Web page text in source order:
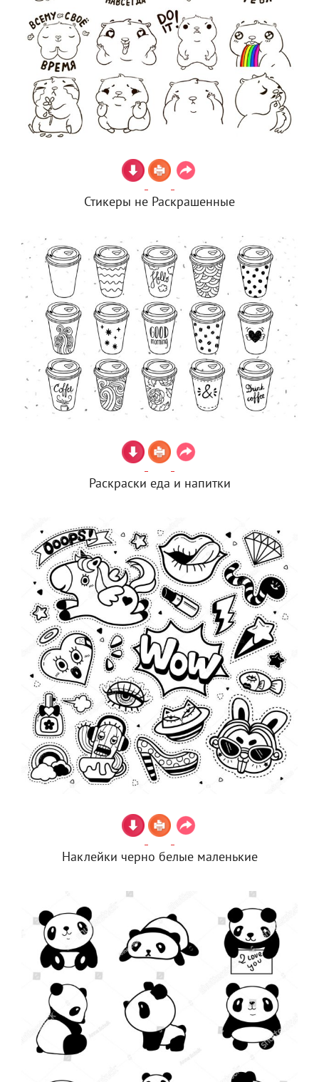
Стикеры не Раскрашенные
Раскраски еда и напитки
Наклейки черно белые маленькие